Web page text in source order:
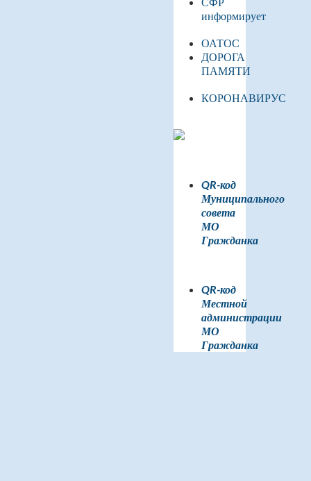
информирует
ОАТОС
ДОРОГА
ПАМЯТИ
КОРОНАВИРУС
QR-код
Муниципального
совета
МО
Гражданка
QR-код
Местной
администрации
МО
Гражданка